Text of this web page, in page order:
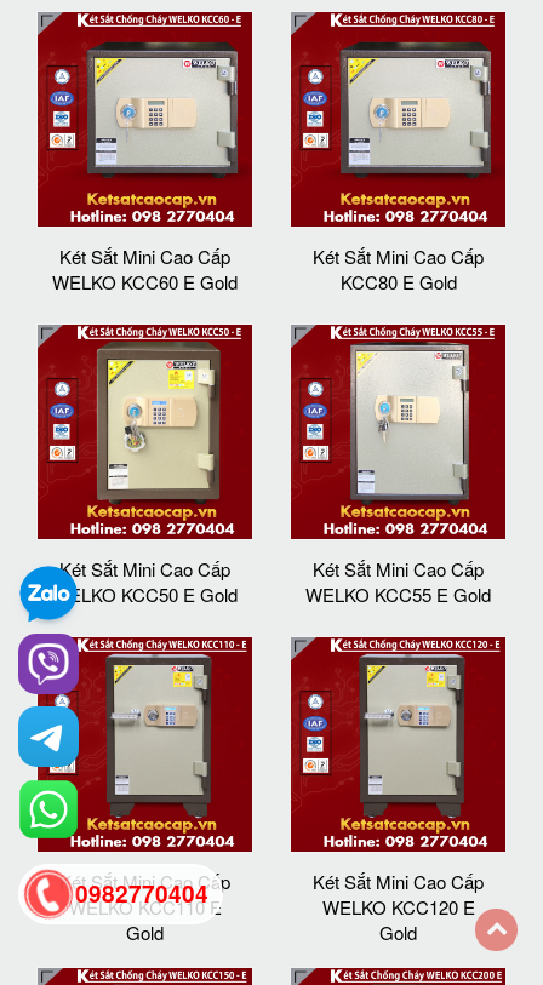
Két Sắt Mini Cao Cấp
WELKO KCC60 E Gold
Két Sắt Mini Cao Cấp
KCC80 E Gold
Két Sắt Mini Cao Cấp
WELKO KCC50 E Gold
Két Sắt Mini Cao Cấp
WELKO KCC55 E Gold
Két Sắt Mini Cao Cấp
WELKO KCC110 E
Gold
Két Sắt Mini Cao Cấp
WELKO KCC120 E
Gold
0982770404
back